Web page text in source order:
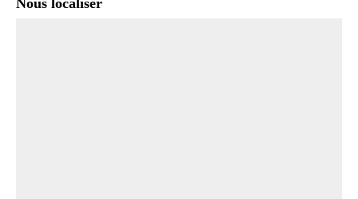
Nous localiser